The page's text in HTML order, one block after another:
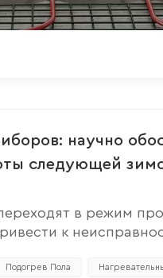
научно
следующей
в режим
к
угрозы
Подогрев Пола